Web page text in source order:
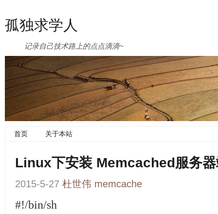
孤独求学人
记录自己技术路上的点点滴滴~
首页 关于本站
Linux下安装 Memcached服务
2015-5-27 杜世伟 memcache
#!/bin/sh